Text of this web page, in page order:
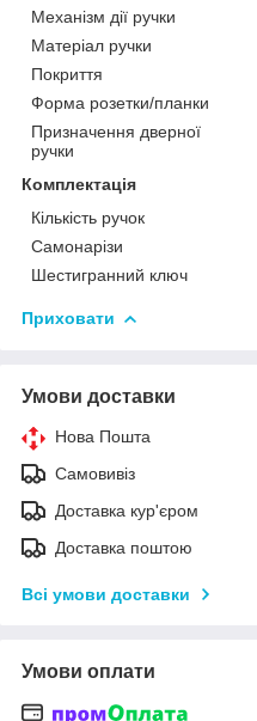
Механізм дії ручки
Матеріал ручки
Покриття
Форма розетки/планки
Призначення дверної
ручки
Комплектація
Кількість ручок
Самонарізи
Шестигранний ключ
Приховати
Умови доставки
Нова Пошта
Самовивіз
Доставка кур'єром
Доставка поштою
Всі умови доставки
Умови оплати